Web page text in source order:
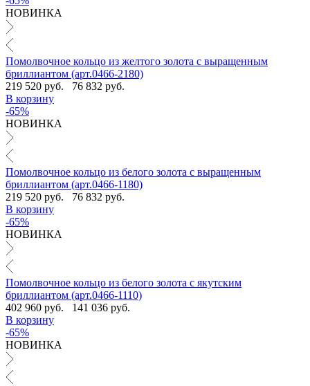
НОВИНКА
Помолвочное кольцо из желтого золота с выращенным
бриллиантом (арт.0466-2180)
219 520 руб.
76 832 руб.
В корзину
-65%
НОВИНКА
Помолвочное кольцо из белого золота с выращенным
бриллиантом (арт.0466-1180)
219 520 руб.
76 832 руб.
В корзину
-65%
НОВИНКА
Помолвочное кольцо из белого золота с якутским
бриллиантом (арт.0466-1110)
402 960 руб.
141 036 руб.
В корзину
-65%
НОВИНКА